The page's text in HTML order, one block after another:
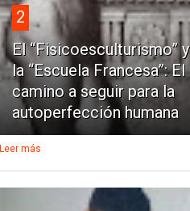
2
El “Fisicoesculturismo” y
la “Escuela Francesa”: El
camino a seguir para la
autoperfección humana
Leer más